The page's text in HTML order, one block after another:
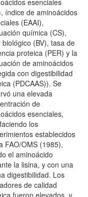
esenciales
índice de aminoácidos
(EAAI),
química (CS),
biológico (BV), tasa de
proteica (PER) y la
de aminoácidos
con digestibilidad
(PDCAAS)). Se
una elevada
de
esenciales,
los
establecidos
FAO/OMS (1985),
el aminoácido
la lisina, y con una
digestibilidad. Los
de calidad